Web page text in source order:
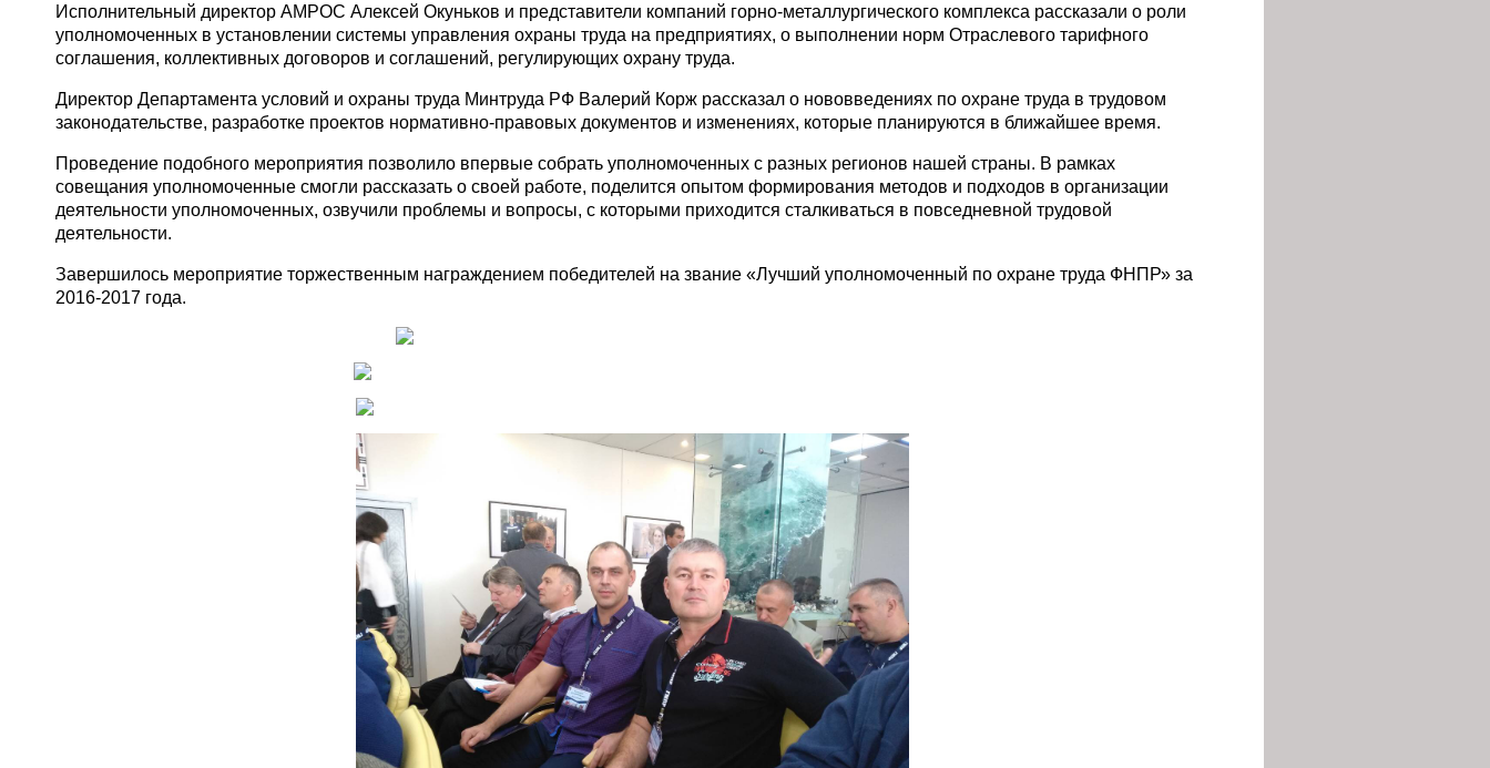
Исполнительный директор АМРОС Алексей Окуньков и представители компаний горно-металлургического комплекса рассказали о роли
уполномоченных в установлении системы управления охраны труда на предприятиях, о выполнении норм Отраслевого тарифного
соглашения, коллективных договоров и соглашений, регулирующих охрану труда.
Директор Департамента условий и охраны труда Минтруда РФ Валерий Корж рассказал о нововведениях по охране труда в трудовом
законодательстве, разработке проектов нормативно-правовых документов и изменениях, которые планируются в ближайшее время.
Проведение подобного мероприятия позволило впервые собрать уполномоченных с разных регионов нашей страны. В рамках
совещания уполномоченные смогли рассказать о своей работе, поделится опытом формирования методов и подходов в организации
деятельности уполномоченных, озвучили проблемы и вопросы, с которыми приходится сталкиваться в повседневной трудовой
деятельности.
Завершилось мероприятие торжественным награждением победителей на звание «Лучший уполномоченный по охране труда ФНПР» за
2016-2017 года.